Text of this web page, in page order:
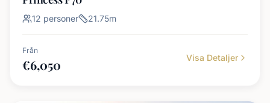
12 personer 21.75m
Från
€6,050 Visa Detaljer